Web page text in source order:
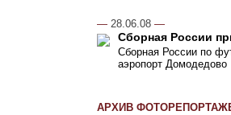
— 28.06.08 —
Сборная России
Сборная России по
аэропорт Домодедово
АРХИВ